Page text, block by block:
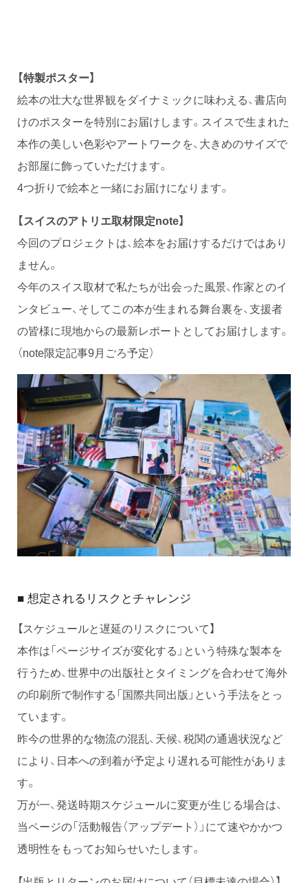
【特製ポスター】
絵本の壮大な世界観をダイナミックに味わえる、書店向
けのポスターを特別にお届けします。スイスで生まれた
本作の美しい色彩やアートワークを、大きめのサイズで
お部屋に飾っていただけます。
4つ折りで絵本と一緒にお届けになります。
【スイスのアトリエ取材限定note】
今回のプロジェクトは、絵本をお届けするだけではあり
ません。
今年のスイス取材で私たちが出会った風景、作家とのイ
ンタビュー、そしてこの本が生まれる舞台裏を、支援者
の皆様に現地からの最新レポートとしてお届けします。
（note限定記事9月ごろ予定）
■ 想定されるリスクとチャレンジ
【スケジュールと遅延のリスクについて】
本作は「ページサイズが変化する」という特殊な製本を
行うため、世界中の出版社とタイミングを合わせて海外
の印刷所で制作する「国際共同出版」という手法をとっ
ています。
昨今の世界的な物流の混乱、天候、税関の通過状況など
により、日本への到着が予定より遅れる可能性がありま
す。
万が一、発送時期スケジュールに変更が生じる場合は、
当ページの「活動報告（アップデート）」にて速やかかつ
透明性をもってお知らせいたします。